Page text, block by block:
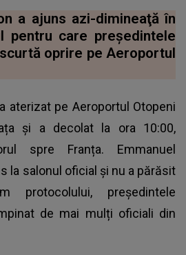
a ajuns azi-dimineaţă în
pentru care președintele
oprire pe Aeroportul
aterizat pe Aeroportul Otopeni
și a decolat la ora 10:00,
spre Franța. Emmanuel
la salonul oficial și nu a părăsit
protocolului, președintele
de mai mulți oficiali din